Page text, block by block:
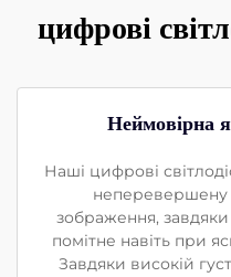
цифрові
Неймовірна
Наші цифрові
неперевершену
зображення,
помітне навіть при
Завдяки високій